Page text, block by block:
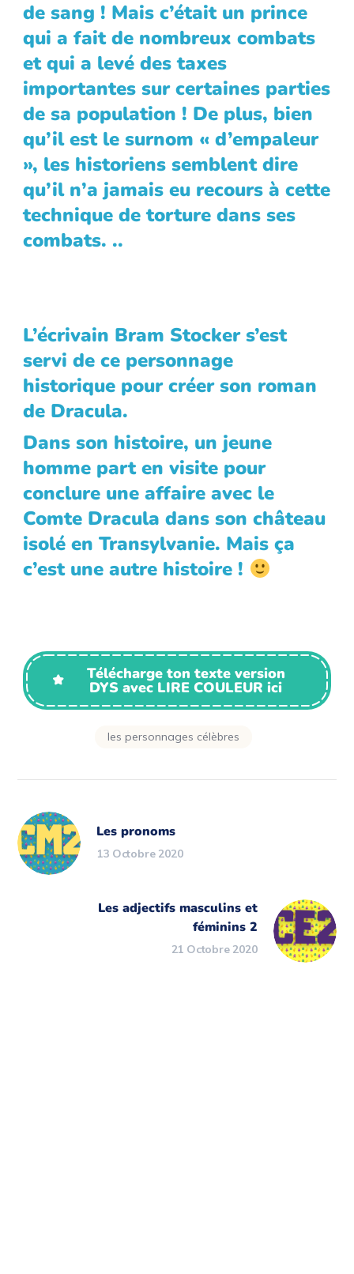
de sang ! Mais c’était un prince
qui a fait de nombreux combats
et qui a levé des taxes
importantes sur certaines parties
de sa population ! De plus, bien
qu’il est le surnom « d’empaleur
», les historiens semblent dire
qu’il n’a jamais eu recours à cette
technique de torture dans ses
combats. ..
L’écrivain Bram Stocker s’est
servi de ce personnage
historique pour créer son roman
de Dracula.
Dans son histoire, un jeune
homme part en visite pour
conclure une affaire avec le
Comte Dracula dans son château
isolé en Transylvanie. Mais ça
c’est une autre histoire !
Télécharge ton texte version
DYS avec LIRE COULEUR ici
les personnages célèbres
Les pronoms
13 Octobre 2020
Les adjectifs masculins et
féminins 2
21 Octobre 2020